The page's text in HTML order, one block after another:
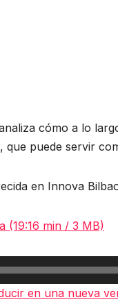
cómo a lo
que puede servir
en Innova
(19:16 min / 3 MB)
en una nueva